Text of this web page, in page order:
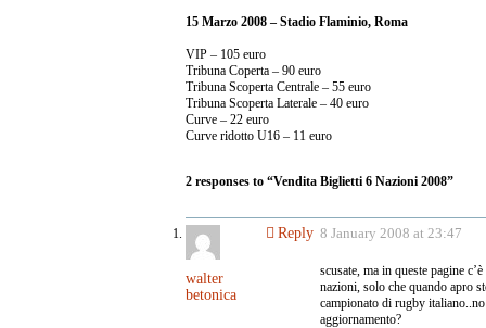
15 Marzo 2008 – Stadio Flaminio, Roma
VIP – 105 euro
Tribuna Coperta – 90 euro
Tribuna Scoperta Centrale – 55 euro
Tribuna Scoperta Laterale – 40 euro
Curve – 22 euro
Curve ridotto U16 – 11 euro
2 responses to “Vendita Biglietti 6 Nazioni 2008”
walter
betonica
8 January 2008 at 23:47
scusate, ma in queste pagine
nazioni, solo che quando apro
campionato di rugby
aggiornamento?
Reply